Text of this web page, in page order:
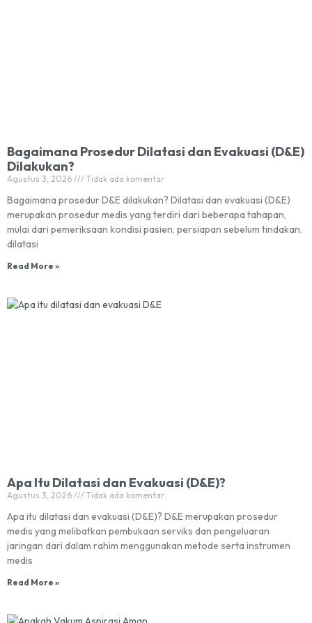
Bagaimana Prosedur Dilatasi dan Evakuasi (D&E)
Dilakukan?
Agustus 3, 2026 Tidak ada komentar
Bagaimana prosedur D&E dilakukan? Dilatasi dan evakuasi (D&E)
merupakan prosedur medis yang terdiri dari beberapa tahapan,
mulai dari pemeriksaan kondisi pasien, persiapan sebelum tindakan,
dilatasi
Read More »
Apa Itu Dilatasi dan Evakuasi (D&E)?
Agustus 3, 2026 Tidak ada komentar
Apa itu dilatasi dan evakuasi (D&E)? D&E merupakan prosedur
medis yang melibatkan pembukaan serviks dan pengeluaran
jaringan dari dalam rahim menggunakan metode serta instrumen
medis
Read More »